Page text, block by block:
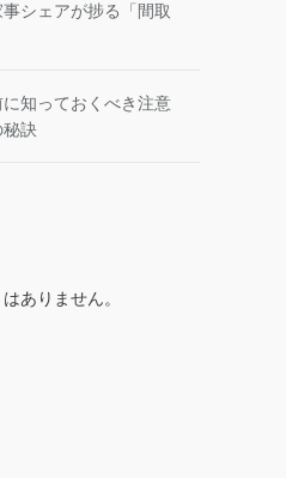
シェアが捗る「間取
知っておくべき注意
秘訣
ありません。